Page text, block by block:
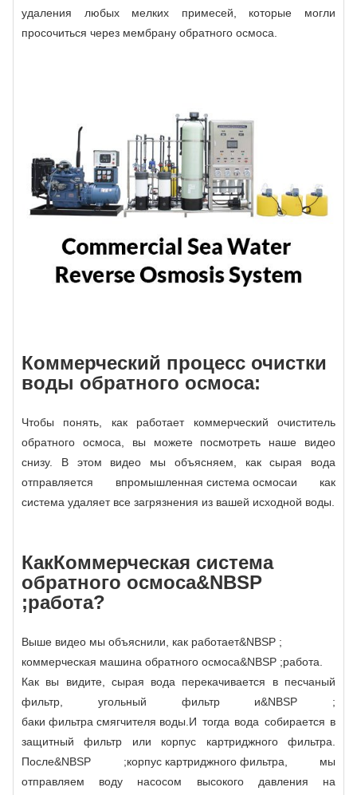
удаления любых мелких примесей, которые могли
просочиться через мембрану обратного осмоса.
Коммерческий процесс очистки
воды обратного осмоса:
Чтобы понять, как работает коммерческий очиститель
обратного осмоса, вы можете посмотреть наше видео
снизу. В этом видео мы объясняем, как сырая вода
отправляется впромышленная система осмосаи как
система удаляет все загрязнения из вашей исходной воды.
КакКоммерческая система
обратного осмоса&NBSP
;работа?
Выше видео мы объяснили, как работает&NBSP ;
коммерческая машина обратного осмоса&NBSP ;работа.
Как вы видите, сырая вода перекачивается в песчаный
фильтр, угольный фильтр и&NBSP ;
баки фильтра смягчителя воды .И тогда вода собирается в
защитный фильтр или корпус картриджного фильтра.
После&NBSP ;корпус картриджного фильтра , мы
отправляем воду насосом высокого давления на